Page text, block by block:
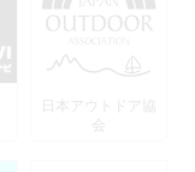
日本アウトドア協
会